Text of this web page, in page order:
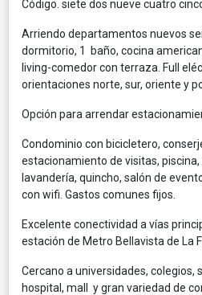
Código. siete dos nueve cuatro
Arriendo departamentos nuevos
dormitorio, 1 baño, cocina
living-comedor con terraza. Full
orientaciones norte, sur, oriente y
Opción para arrendar
Condominio con bicicletero,
estacionamiento de visitas,
lavandería, quincho, salón de
con wifi. Gastos comunes fijos.
Excelente conectividad a vías
estación de Metro Bellavista de La
Cercano a universidades,
hospital, mall y gran variedad de